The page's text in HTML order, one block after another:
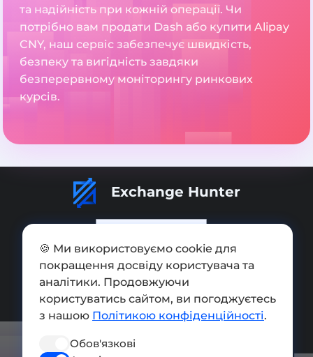
та надійність при кожній операції. Чи
потрібно вам продати Dash або купити Alipay
CNY, наш сервіс забезпечує швидкість,
безпеку та вигідність завдяки
безперервному моніторингу ринкових
курсів.
Exchange Hunter
Додати обмінник
Мапа сайту
Press kit
Умови використання
🍪 Ми використовуємо cookie для
покращення досвіду користувача та
аналітики. Продовжуючи
користуватись сайтом, ви погоджуєтесь
з нашою Політикою конфіденційності.
Обов'язкові